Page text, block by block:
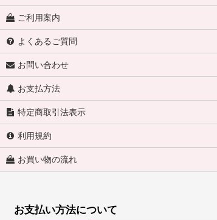
ご利用案内
よくあるご質問
お問い合わせ
お支払方法
特定商取引法表示
利用規約
お買い物の流れ
お支払い方法について